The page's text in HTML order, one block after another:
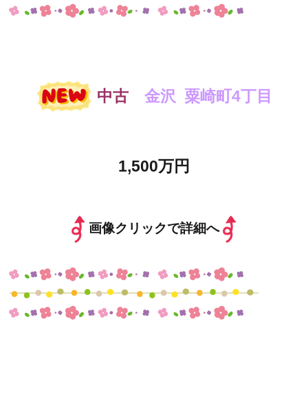
中古 金沢 粟崎町4丁目
1,500万円
画像クリックで詳細へ